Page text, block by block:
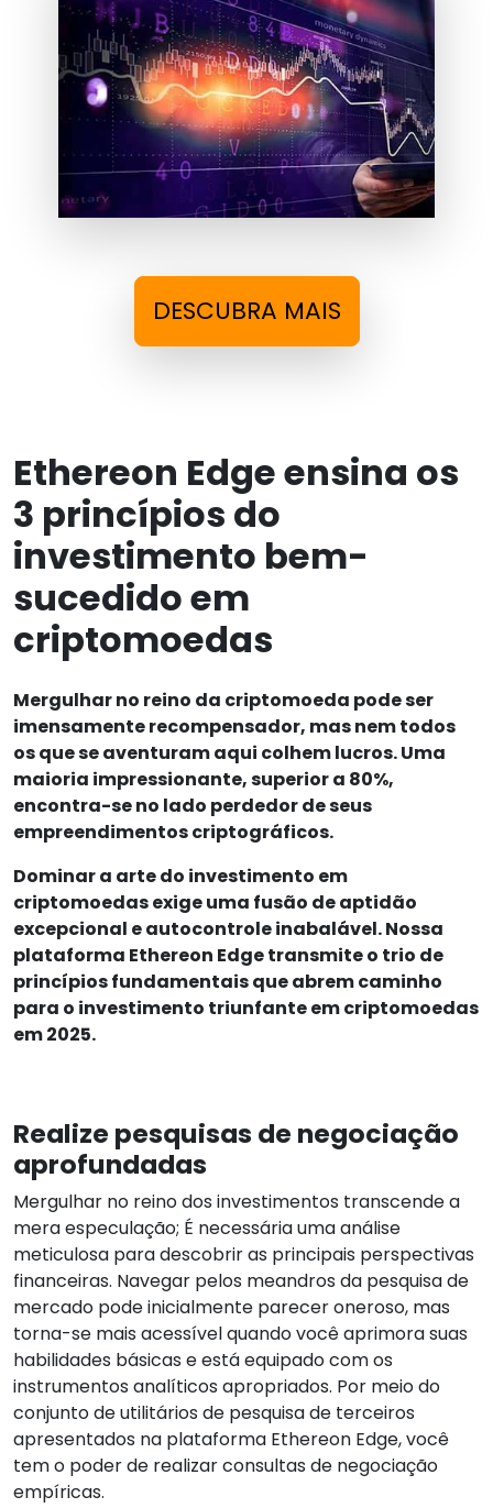
DESCUBRA MAIS
Ethereon Edge ensina os
3 princípios do
investimento bem-
sucedido em
criptomoedas
Mergulhar no reino da criptomoeda pode ser
imensamente recompensador, mas nem todos
os que se aventuram aqui colhem lucros. Uma
maioria impressionante, superior a 80%,
encontra-se no lado perdedor de seus
empreendimentos criptográficos.
Dominar a arte do investimento em
criptomoedas exige uma fusão de aptidão
excepcional e autocontrole inabalável. Nossa
plataforma Ethereon Edge transmite o trio de
princípios fundamentais que abrem caminho
para o investimento triunfante em criptomoedas
em 2025.
Realize pesquisas de negociação
aprofundadas
Mergulhar no reino dos investimentos transcende a
mera especulação; É necessária uma análise
meticulosa para descobrir as principais perspectivas
financeiras. Navegar pelos meandros da pesquisa de
mercado pode inicialmente parecer oneroso, mas
torna-se mais acessível quando você aprimora suas
habilidades básicas e está equipado com os
instrumentos analíticos apropriados. Por meio do
conjunto de utilitários de pesquisa de terceiros
apresentados na plataforma Ethereon Edge, você
tem o poder de realizar consultas de negociação
empíricas.